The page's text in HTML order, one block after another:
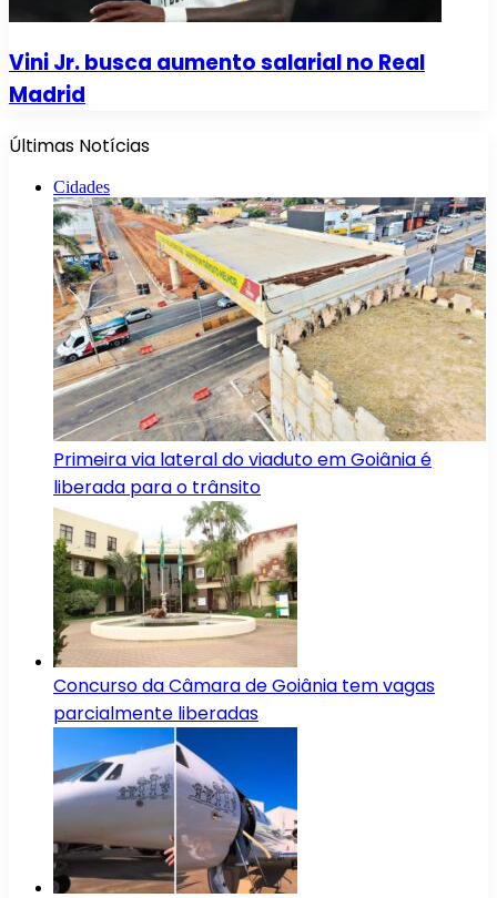
Vini Jr. busca aumento salarial no Real
Madrid
Últimas Notícias
Cidades
Primeira via lateral do viaduto em Goiânia é
liberada para o trânsito
Concurso da Câmara de Goiânia tem vagas
parcialmente liberadas